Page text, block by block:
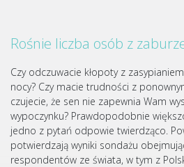
Rośnie liczba osób z
Czy odczuwacie kłopoty z
nocy? Czy macie trudności z
czujecie, że sen nie zapewnia Wam
wypoczynku? Prawdopodobnie
jedno z pytań odpowie twierdząco.
potwierdzają wyniki sondażu
respondentów ze świata, w tym z